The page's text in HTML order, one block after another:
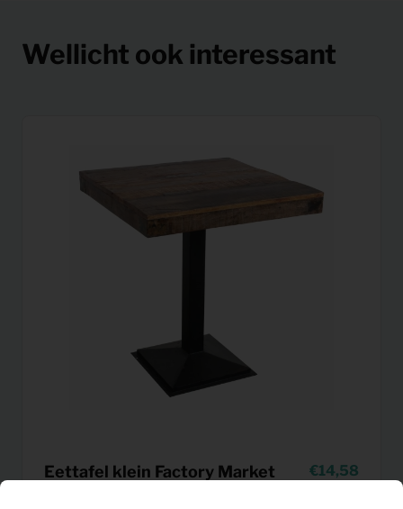
Wellicht ook interessant
Eettafel klein Factory Market
14,58